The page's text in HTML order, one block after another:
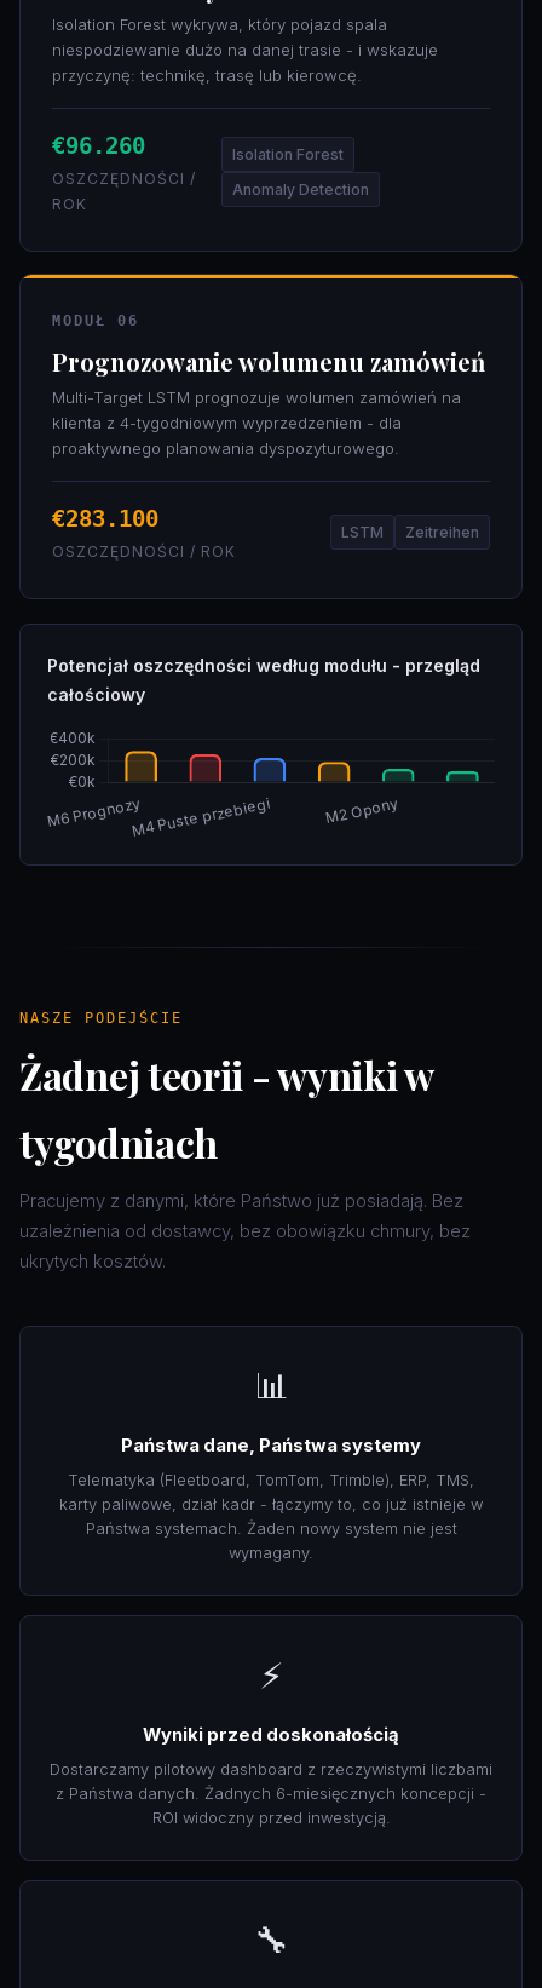
Isolation Forest wykrywa, który pojazd spala
niespodziewanie dużo na danej trasie - i wskazuje
przyczynę: technikę, trasę lub kierowcę.
€96.260
OSZCZĘDNOŚCI /
ROK
Isolation Forest
Anomaly Detection
MODUŁ 06
Prognozowanie wolumenu zamówień
Multi-Target LSTM prognozuje wolumen zamówień na
klienta z 4-tygodniowym wyprzedzeniem - dla
proaktywnego planowania dyspozyturowego.
€283.100
OSZCZĘDNOŚCI / ROK
LSTM Zeitreihen
Potencjał oszczędności według modułu - przegląd
całościowy
NASZE PODEJŚCIE
Żadnej teorii - wyniki w
tygodniach
Pracujemy z danymi, które Państwo już posiadają. Bez
uzależnienia od dostawcy, bez obowiązku chmury, bez
ukrytych kosztów.
📊
Państwa dane, Państwa systemy
Telematyka (Fleetboard, TomTom, Trimble), ERP, TMS,
karty paliwowe, dział kadr - łączymy to, co już istnieje w
Państwa systemach. Żaden nowy system nie jest
wymagany.
⚡
Wyniki przed doskonałością
Dostarczamy pilotowy dashboard z rzeczywistymi liczbami
z Państwa danych. Żadnych 6-miesięcznych koncepcji -
ROI widoczny przed inwestycją.
🔧